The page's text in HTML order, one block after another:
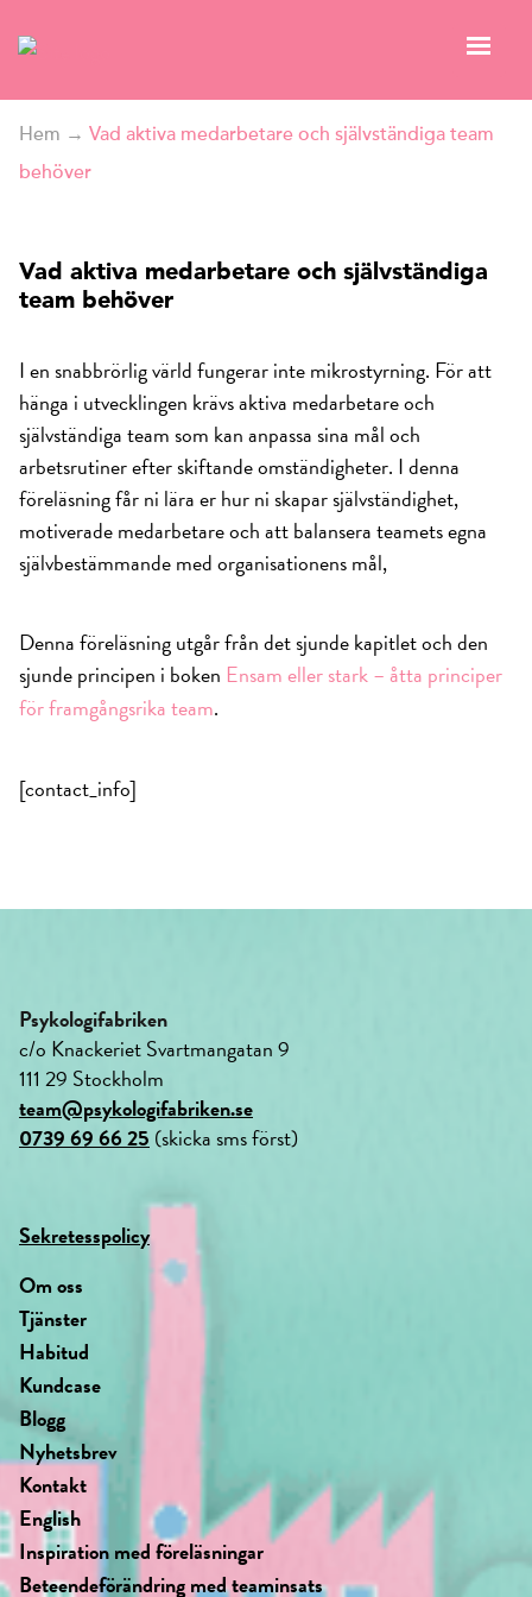
Hem → Vad aktiva medarbetare och självständiga team
behöver
Vad aktiva medarbetare och självständiga
team behöver
I en snabbrörlig värld fungerar inte mikrostyrning. För att
hänga i utvecklingen krävs aktiva medarbetare och
självständiga team som kan anpassa sina mål och
arbetsrutiner efter skiftande omständigheter. I denna
föreläsning får ni lära er hur ni skapar självständighet,
motiverade medarbetare och att balansera teamets egna
självbestämmande med organisationens mål,
Denna föreläsning utgår från det sjunde kapitlet och den
sjunde principen i boken Ensam eller stark – åtta principer
för framgångsrika team.
[contact_info]
Psykologifabriken
c/o Knackeriet Svartmangatan 9
111 29 Stockholm
team@psykologifabriken.se
0739 69 66 25 (skicka sms först)
Sekretesspolicy
Om oss
Tjänster
Habitud
Kundcase
Blogg
Nyhetsbrev
Kontakt
English
Inspiration med föreläsningar
Beteendeförändring med teaminsats